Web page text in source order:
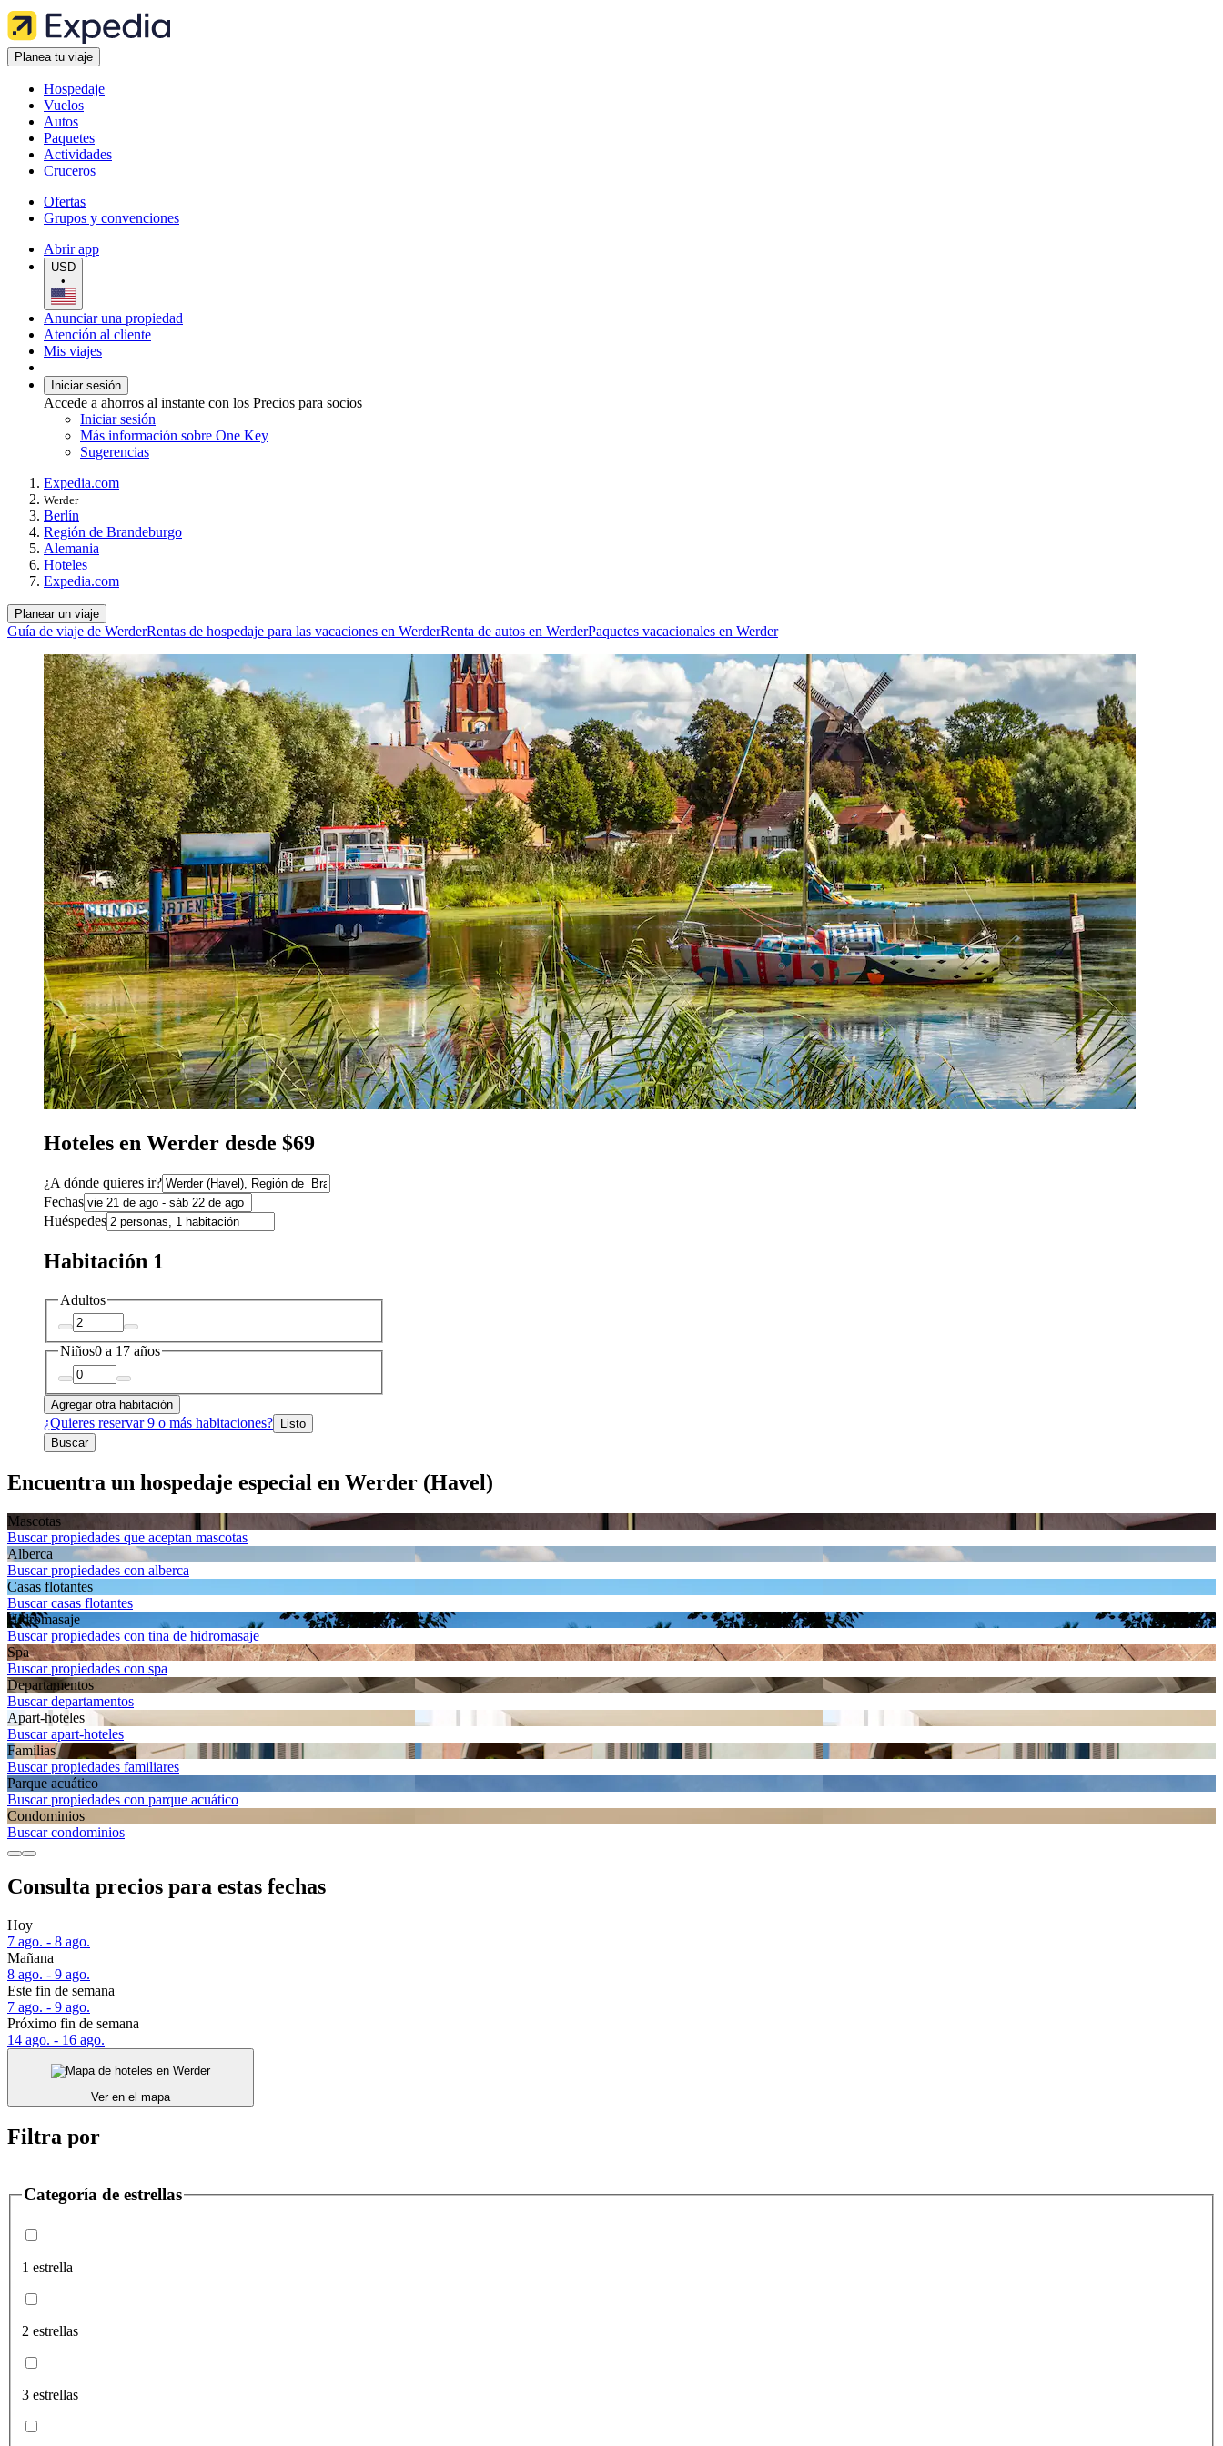
Planea tu viaje
Hospedaje
Vuelos
Autos
Paquetes
Actividades
Cruceros
Ofertas
Grupos y convenciones
Abrir app
USD
•
Anunciar una propiedad
Atención al cliente
Mis viajes
Iniciar sesión
Accede a ahorros al instante con los Precios para socios
Iniciar sesión
Más información sobre One Key
Sugerencias
Expedia.com
Werder
Berlín
Región de Brandeburgo
Alemania
Hoteles
Expedia.com
Planear un viaje
Guía de viaje de WerderRentas de hospedaje para las vacaciones en WerderRenta de autos en WerderPaquetes vacacionales en Werder
Hoteles en Werder desde $69
¿A dónde quieres ir?
Fechas
Huéspedes
Habitación 1
Adultos
Niños0 a 17 años
Agregar otra habitación
¿Quieres reservar 9 o más habitaciones? Listo
Buscar
Encuentra un hospedaje especial en Werder (Havel)
Mascotas
Buscar propiedades que aceptan mascotas
Alberca
Buscar propiedades con alberca
Casas flotantes
Buscar casas flotantes
Hidromasaje
Buscar propiedades con tina de hidromasaje
Spa
Buscar propiedades con spa
Departa­mentos
Buscar departamentos
Apart-hoteles
Buscar apart-hoteles
Familias
Buscar propiedades familiares
Parque acuático
Buscar propiedades con parque acuático
Condominios
Buscar condominios
Consulta precios para estas fechas
Hoy
7 ago. - 8 ago.
Mañana
8 ago. - 9 ago.
Este fin de semana
7 ago. - 9 ago.
Próximo fin de semana
14 ago. - 16 ago.
Ver en el mapa
Filtra por
Categoría de estrellas
1 estrella
2 estrellas
3 estrellas